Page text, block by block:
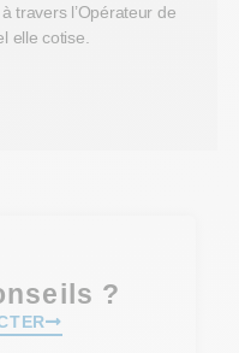
travers l’Opérateur de
elle cotise.
?